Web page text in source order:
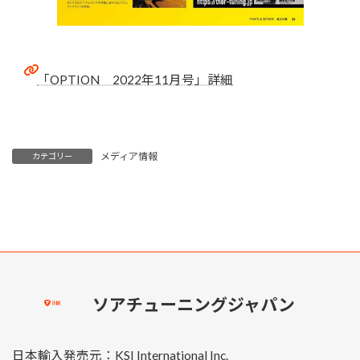
「OPTION 2022年11月号」詳細
カテゴリー メディア情報
ソアチューニングジャパン
日本輸入発売元：KSI International Inc.